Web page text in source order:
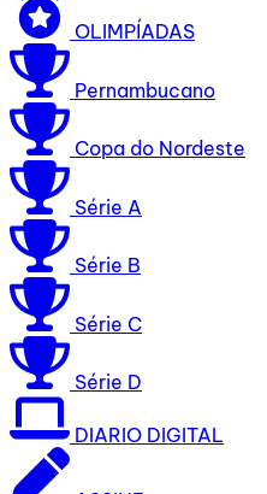
OLIMPÍADAS
Pernambucano
Copa do Nordeste
Série A
Série B
Série C
Série D
DIARIO DIGITAL